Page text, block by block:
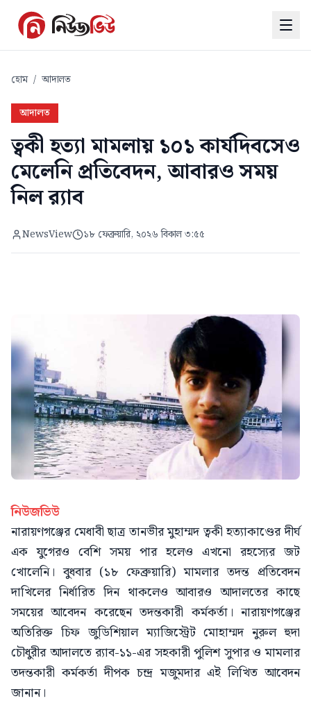
হোম / আদালত
আদালত
ত্বকী হত্যা মামলায় ১০১ কার্যদিবসেও
মেলেনি প্রতিবেদন, আবারও সময়
নিল র‍্যাব
NewsView ১৮ ফেব্রুয়ারি, ২০২৬ বিকাল ৩:৫৫
নিউজভিউ
নারায়ণগঞ্জের মেধাবী ছাত্র তানভীর মুহাম্মদ ত্বকী হত্যাকাণ্ডের দীর্ঘ
এক যুগেরও বেশি সময় পার হলেও এখনো রহস্যের জট
খোলেনি। বুধবার (১৮ ফেব্রুয়ারি) মামলার তদন্ত প্রতিবেদন
দাখিলের নির্ধারিত দিন থাকলেও আবারও আদালতের কাছে
সময়ের আবেদন করেছেন তদন্তকারী কর্মকর্তা। নারায়ণগঞ্জের
অতিরিক্ত চিফ জুডিশিয়াল ম্যাজিস্ট্রেট মোহাম্মদ নুরুল হুদা
চৌধুরীর আদালতে র‍্যাব-১১-এর সহকারী পুলিশ সুপার ও মামলার
তদন্তকারী কর্মকর্তা দীপক চন্দ্র মজুমদার এই লিখিত আবেদন
জানান।